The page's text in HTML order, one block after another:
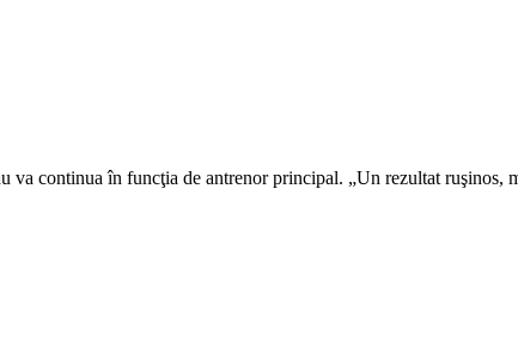
continua în funcţia de antrenor principal. „Un rezultat ruşinos,